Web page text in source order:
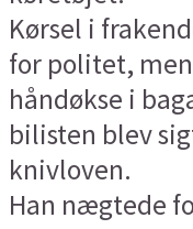
Kørsel i
for politet,
håndøkse i
bilisten blev
knivloven.
Han nægtede